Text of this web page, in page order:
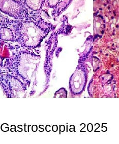
Gastroscopia 2025